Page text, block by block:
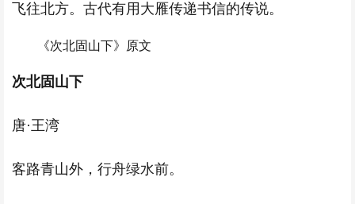
飞往北方。古代有用大雁传递书信的传说。
《次北固山下》原文
次北固山下
唐·王湾
客路青山外，行舟绿水前。